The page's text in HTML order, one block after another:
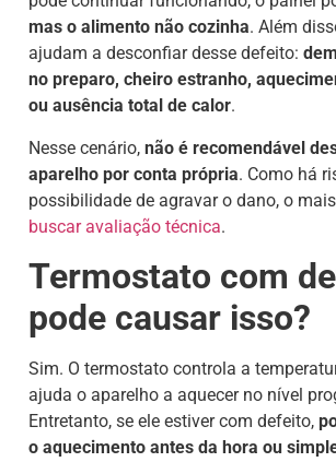
mas o alimento não cozinha. Além
ajudam a desconfiar desse defeito:
no preparo, cheiro estranho,
ou ausência total de calor.
Nesse cenário, não é recomendável
aparelho por conta própria. Como há
possibilidade de agravar o dano, o
buscar avaliação técnica.
Termostato com
pode causar isso?
Sim. O termostato controla a
ajuda o aparelho a aquecer no nível
Entretanto, se ele estiver com defeito,
o aquecimento antes da hora ou